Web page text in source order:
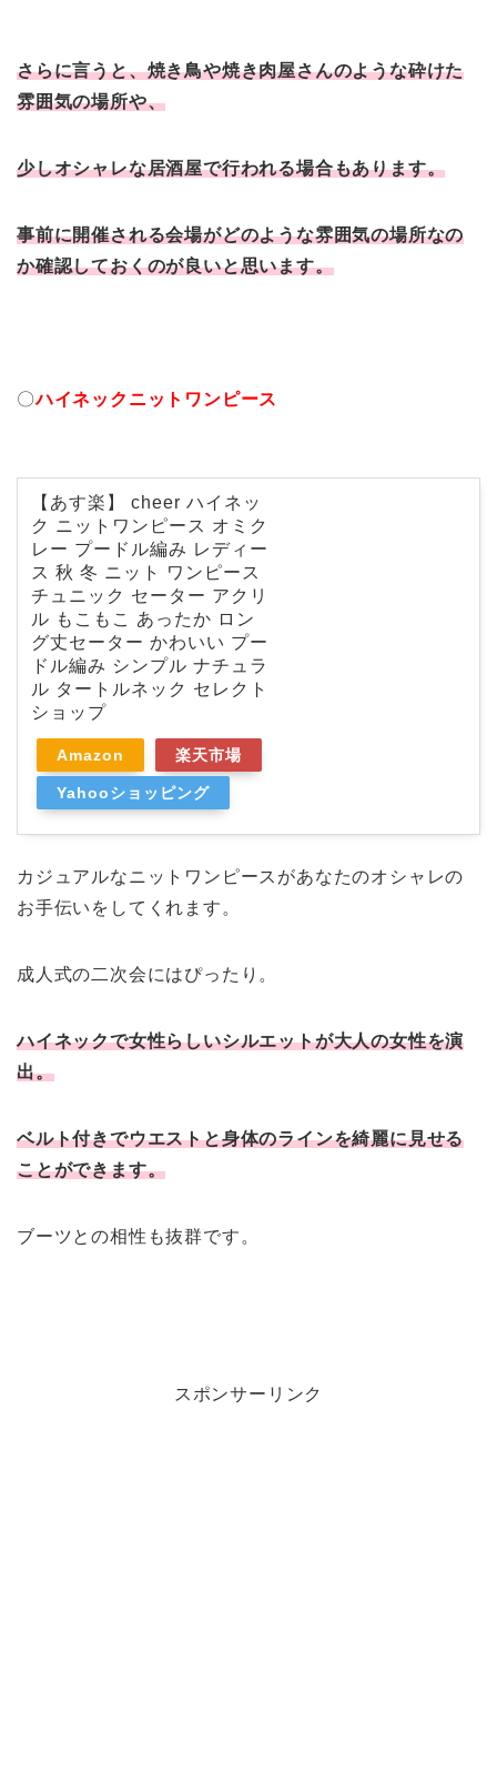
さらに言うと、焼き鳥や焼き肉屋さんのような砕けた
雰囲気の場所や、
少しオシャレな居酒屋で行われる場合もあります。
事前に開催される会場がどのような雰囲気の場所なの
か確認しておくのが良いと思います。
〇ハイネックニットワンピース
【あす楽】 cheer ハイネッ
ク ニットワンピース オミク
レー プードル編み レディー
ス 秋 冬 ニット ワンピース
チュニック セーター アクリ
ル もこもこ あったか ロン
グ丈セーター かわいい プー
ドル編み シンプル ナチュラ
ル タートルネック セレクト
ショップ
Amazon 楽天市場
Yahooショッピング
カジュアルなニットワンピースがあなたのオシャレの
お手伝いをしてくれます。
成人式の二次会にはぴったり。
ハイネックで女性らしいシルエットが大人の女性を演
出。
ベルト付きでウエストと身体のラインを綺麗に見せる
ことができます。
ブーツとの相性も抜群です。
スポンサーリンク